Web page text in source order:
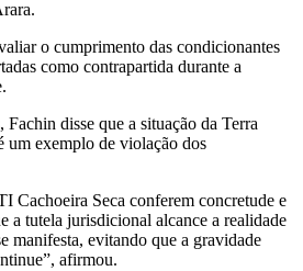
o cumprimento das condicionantes
como contrapartida durante a
disse que a situação da Terra
um exemplo de violação dos
Cachoeira Seca conferem concretude e
a tutela jurisdicional alcance a realidade
manifesta, evitando que a gravidade
afirmou.